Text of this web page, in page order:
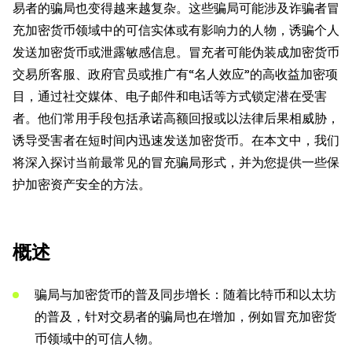
易者的骗局也变得越来越复杂。这些骗局可能涉及诈骗者冒
充加密货币领域中的可信实体或有影响力的人物，诱骗个人
发送加密货币或泄露敏感信息。冒充者可能伪装成加密货币
交易所客服、政府官员或推广有“名人效应”的高收益加密项
目，通过社交媒体、电子邮件和电话等方式锁定潜在受害
者。他们常用手段包括承诺高额回报或以法律后果相威胁，
诱导受害者在短时间内迅速发送加密货币。在本文中，我们
将深入探讨当前最常见的冒充骗局形式，并为您提供一些保
护加密资产安全的方法。
概述
骗局与加密货币的普及同步增长：随着比特币和以太坊
的普及，针对交易者的骗局也在增加，例如冒充加密货
币领域中的可信人物。